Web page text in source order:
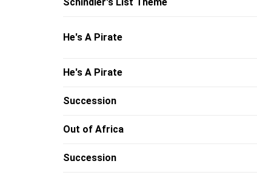
He's A Pirate
He's A Pirate
Succession
Out of Africa
Succession